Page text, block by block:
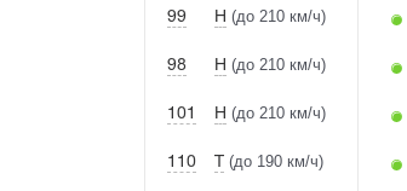
99 H (до 210 км/ч)
98 H (до 210 км/ч)
101 H (до 210 км/ч)
110 T (до 190 км/ч)